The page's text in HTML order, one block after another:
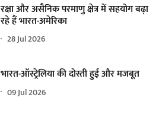
रक्षा और असैनिक परमाणु क्षेत्र में सहयोग बढ़ा
रहे हैं भारत-अमेरिका
28 Jul 2026
भारत-ऑस्ट्रेलिया की दोस्ती हुई और मजबूत
09 Jul 2026